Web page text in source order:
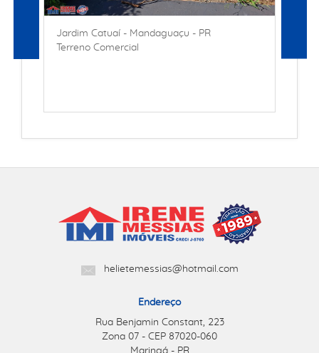
Jardim Catuaí - Mandaguaçu - PR
Terreno Comercial
helietemessias@hotmail.com
Endereço
Rua Benjamin Constant, 223
Zona 07 - CEP 87020-060
Maringá - PR